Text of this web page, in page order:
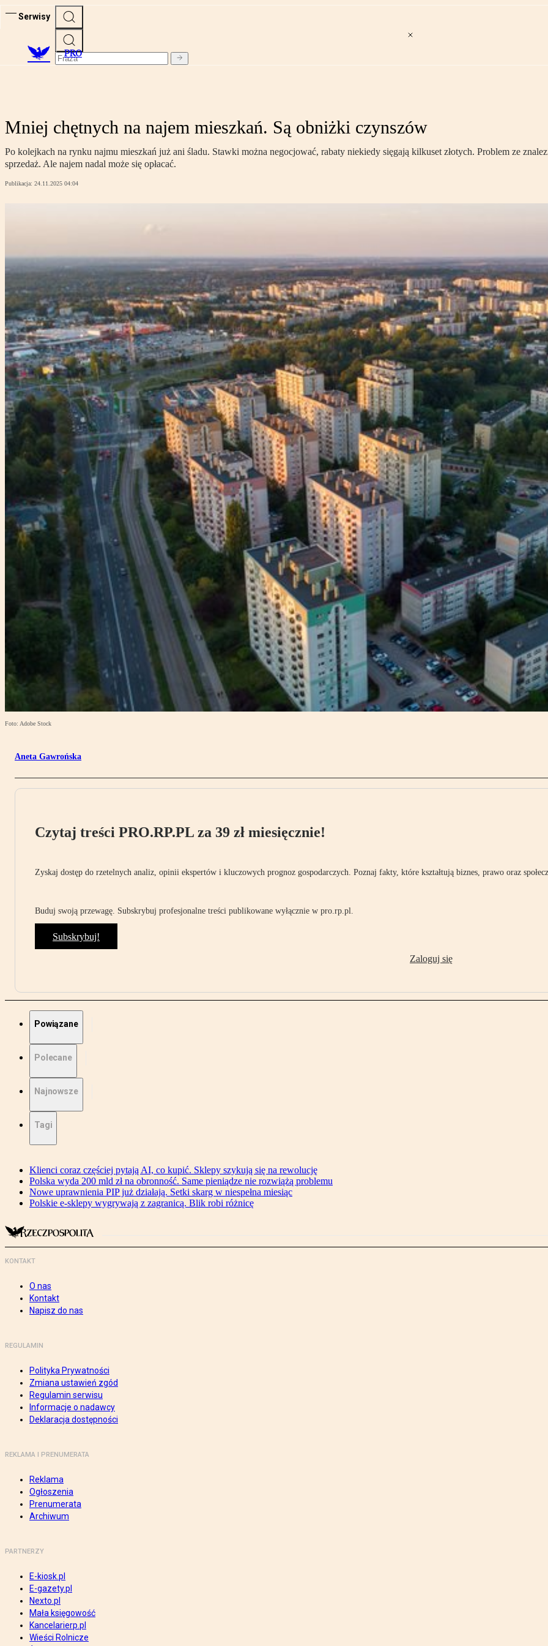
Serwisy
PRO
Mniej chętnych na najem mieszkań. Są obniżki czynszów
Po kolejkach na rynku najmu mieszkań już ani śladu. Stawki można negocjować, rabaty niekiedy sięgają kilkuset złotych. Problem ze
sprzedaż. Ale najem nadal może się opłacać.
Publikacja: 24.11.2025 04:04
Foto: Adobe Stock
Aneta Gawrońska
Czytaj treści PRO.RP.PL za 39 zł miesięcznie!
Zyskaj dostęp do rzetelnych analiz, opinii ekspertów i kluczowych prognoz gospodarczych. Poznaj fakty, które kształtują biznes, prawo oraz
Buduj swoją przewagę. Subskrybuj profesjonalne treści publikowane wyłącznie w pro.rp.pl.
Subskrybuj!
Zaloguj się
Powiązane
Polecane
Najnowsze
Tagi
Klienci coraz częściej pytają AI, co kupić. Sklepy szykują się na rewolucję
Polska wyda 200 mld zł na obronność. Same pieniądze nie rozwiążą problemu
Nowe uprawnienia PIP już działają. Setki skarg w niespełna miesiąc
Polskie e-sklepy wygrywają z zagranicą. Blik robi różnicę
KONTAKT
O nas
Kontakt
Napisz do nas
REGULAMIN
Polityka Prywatności
Zmiana ustawień zgód
Regulamin serwisu
Informacje o nadawcy
Deklaracja dostępności
REKLAMA I PRENUMERATA
Reklama
Ogłoszenia
Prenumerata
Archiwum
PARTNERZY
E-kiosk.pl
E-gazety.pl
Nexto.pl
Mała księgowość
Kancelarierp.pl
Wieści Rolnicze